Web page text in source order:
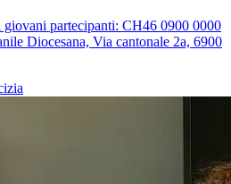
partecipanti: CH46 0900 0000
Diocesana, Via cantonale 2a, 6900